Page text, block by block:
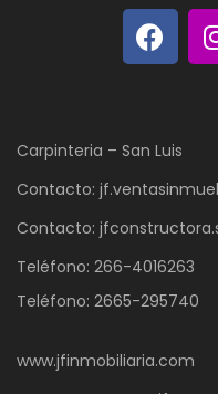
Carpinteria – San Luis
Contacto:
Contacto:
Teléfono: 266-4016263
Teléfono: 2665-295740
www.jfinmobiliaria.com